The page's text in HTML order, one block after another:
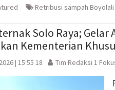
(Membuka
di
yang
baru)
jendela
baru)
Retribusi sampah Boyolali
Solo Raya; Gelar
Kementerian
| 15:55 18 Tim Redaksi 1